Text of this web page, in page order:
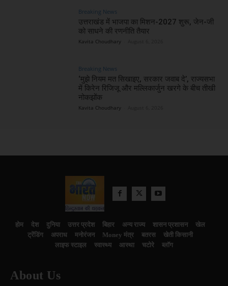
Breaking News
उत्तराखंड में भाजपा का मिशन-2027 शुरू, जेन-जी
को साधने की रणनीति तैयार
Kavita Choudhary
Breaking News
‘मुझे नियम मत सिखाइए, सरकार जवाब दे’, राज्यसभा
में किरेन रिजिजू और मल्लिकार्जुन खरगे के बीच तीखी
नोकझोंक
Kavita Choudhary
होम देश दुनिया उत्तर प्रदेश बिहार अन्य राज्य शासन प्रशासन
खेल
ट्रेंडिंग
अपराध मनोरंजन Money मंत्र बतरस
खेती किसानी
लाइफ स्टाइल
स्वास्थ्य आस्था चटोरे ब्लॉग
About Us